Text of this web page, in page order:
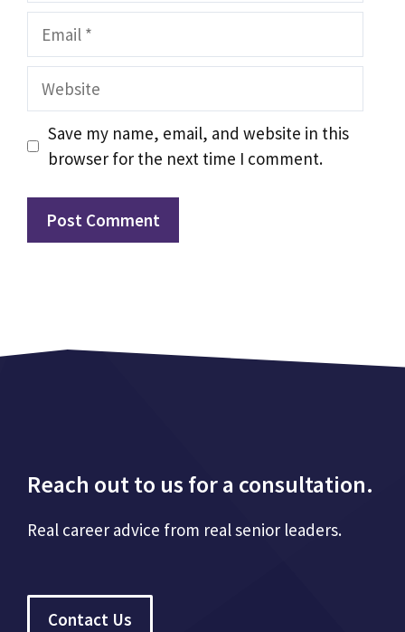
Email
Website
Save my name, email, and website in this
browser for the next time I comment.
Reach out to us for a consultation.
Real career advice from real senior leaders.
Contact Us